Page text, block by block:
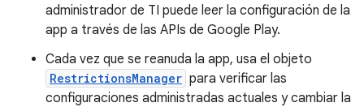
administrador de TI puede leer la configuración de la
app a través de las APIs de Google Play.
Cada vez que se reanuda la app, usa el objeto
RestrictionsManager para verificar las
configuraciones administradas actuales y cambiar la